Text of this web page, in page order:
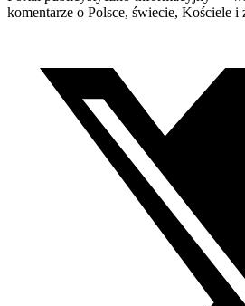
komentarze o Polsce, świecie, Kościele